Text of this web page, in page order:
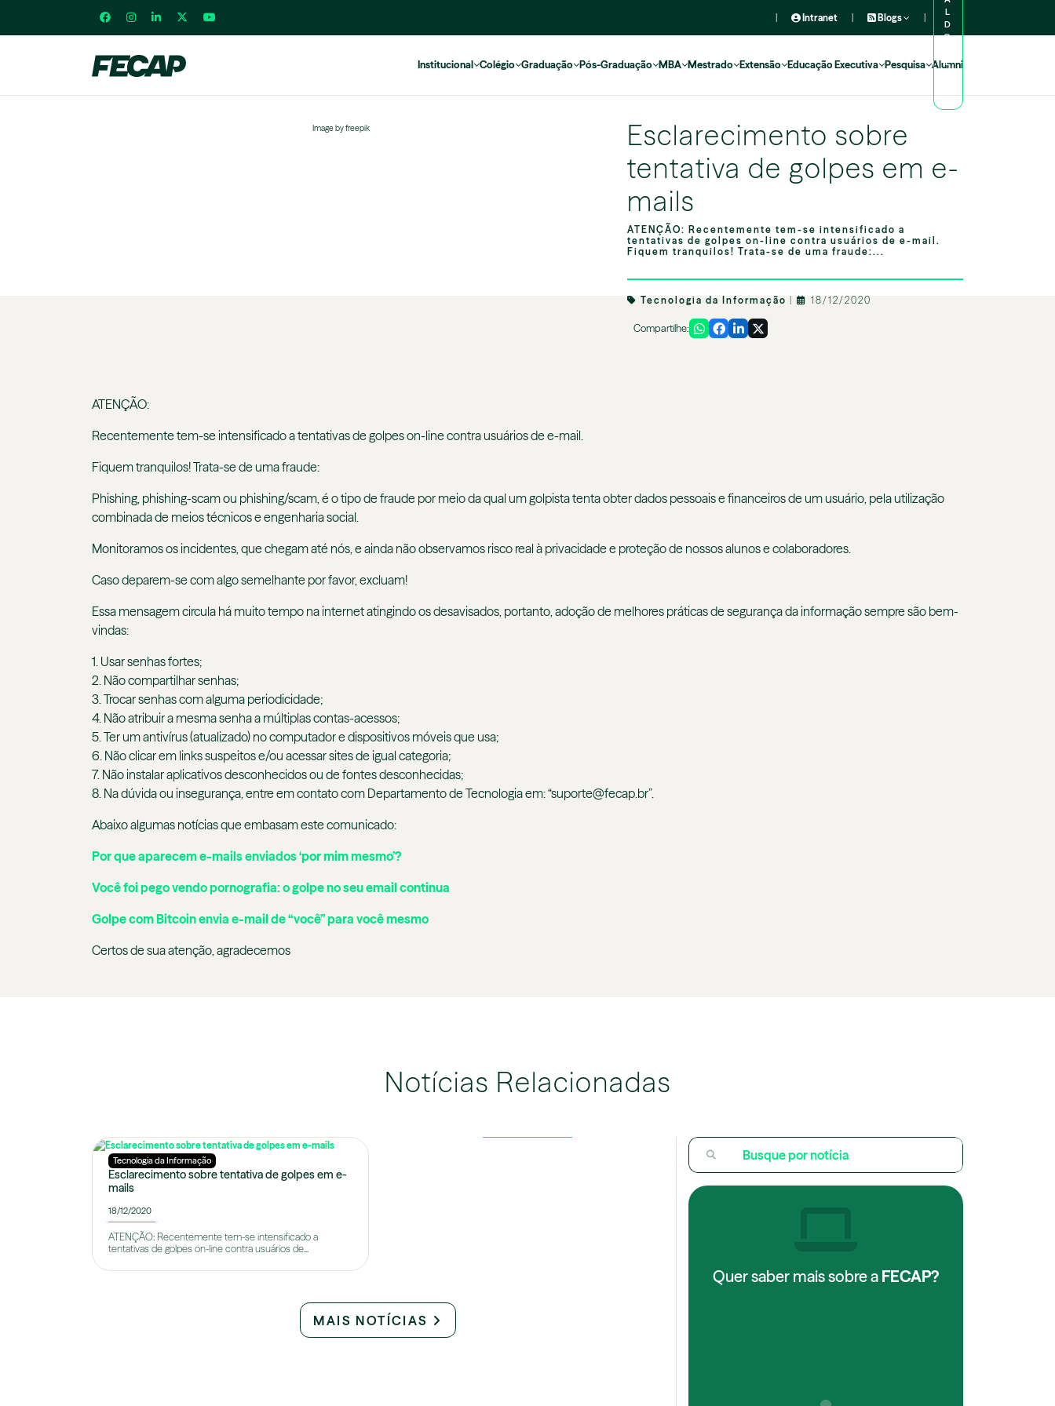
| Intranet | Blogs |
L
D
O
L
O
Institucional Colégio Graduação Pós-Graduação MBA Mestrado Extensão Educação Executiva Pesquisa Alumni
Image by freepik
Esclarecimento sobre
tentativa de golpes em e-
mails
ATENÇÃO: Recentemente tem-se intensificado a
tentativas de golpes on-line contra usuários de e-mail.
Fiquem tranquilos! Trata-se de uma fraude:...
Tecnologia da Informação 18/12/2020
Compartilhe:
ATENÇÃO:
Recentemente tem-se intensificado a tentativas de golpes on-line contra usuários de e-mail.
Fiquem tranquilos! Trata-se de uma fraude:
Phishing, phishing-scam ou phishing/scam, é o tipo de fraude por meio da qual um golpista tenta obter dados pessoais e financeiros de um usuário, pela utilização
combinada de meios técnicos e engenharia social.
Monitoramos os incidentes, que chegam até nós, e ainda não observamos risco real à privacidade e proteção de nossos alunos e colaboradores.
Caso deparem-se com algo semelhante por favor, excluam!
Essa mensagem circula há muito tempo na internet atingindo os desavisados, portanto, adoção de melhores práticas de segurança da informação sempre são bem-
vindas:
1. Usar senhas fortes;
2. Não compartilhar senhas;
3. Trocar senhas com alguma periodicidade;
4. Não atribuir a mesma senha a múltiplas contas-acessos;
5. Ter um antivírus (atualizado) no computador e dispositivos móveis que usa;
6. Não clicar em links suspeitos e/ou acessar sites de igual categoria;
7. Não instalar aplicativos desconhecidos ou de fontes desconhecidas;
8. Na dúvida ou insegurança, entre em contato com Departamento de Tecnologia em: “suporte@fecap.br”.
Abaixo algumas notícias que embasam este comunicado:
Por que aparecem e-mails enviados ‘por mim mesmo’?
Você foi pego vendo pornografia: o golpe no seu email continua
Golpe com Bitcoin envia e-mail de “você” para você mesmo
Certos de sua atenção, agradecemos
Notícias Relacionadas
Tecnologia da Informação
Esclarecimento sobre tentativa de golpes em e-
mails
18/12/2020
ATENÇÃO: Recentemente tem-se intensificado a
tentativas de golpes on-line contra usuários de...
MAIS NOTÍCIAS
Quer saber mais sobre a FECAP?